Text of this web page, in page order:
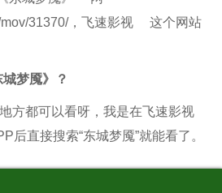
31370/， 飞速影视
这个网站
梦魇》？
方都可以看呀，我是在飞速影视
后直接搜索“东城梦魇”就能看了。